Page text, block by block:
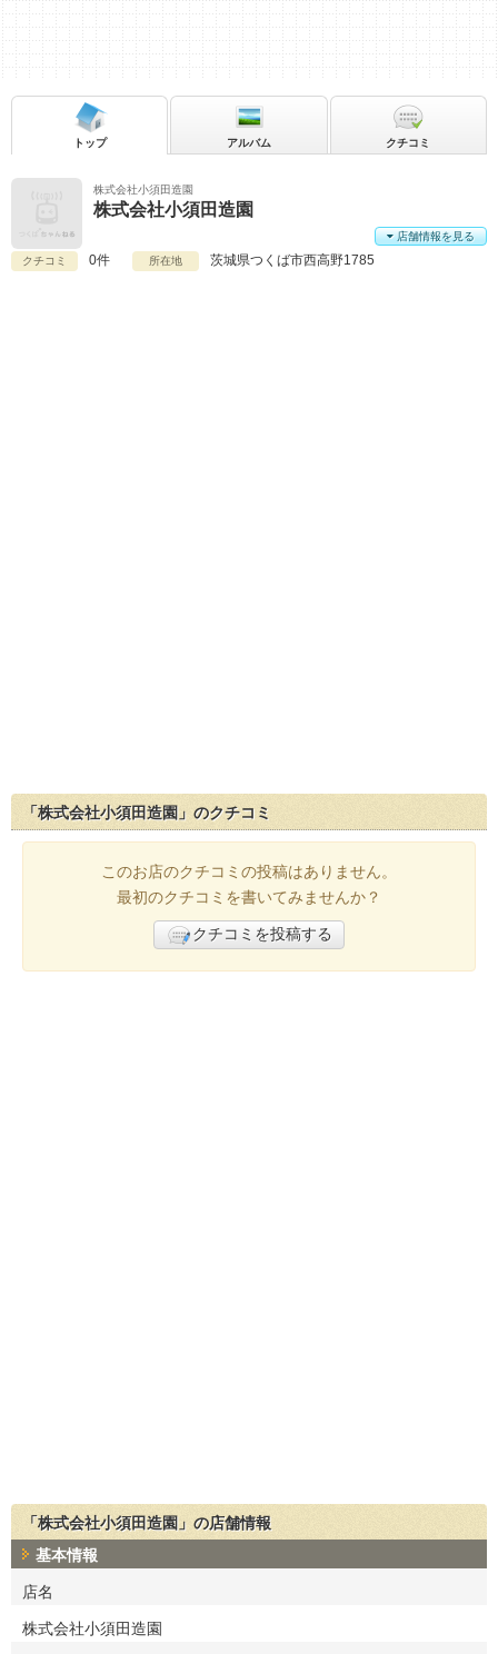
株式会社小須田造園
株式会社小須田造園
クチコミ 0件 所在地 茨城県つくば市西高野1785
店舗情報を見る
トップ アルバム クチコミ
「株式会社小須田造園」のクチコミ
このお店のクチコミの投稿はありません。
最初のクチコミを書いてみませんか？
クチコミを投稿する
「株式会社小須田造園」の店舗情報
基本情報
店名
株式会社小須田造園